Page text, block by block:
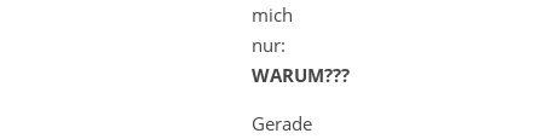
mich
nur:
WARUM???
Gerade